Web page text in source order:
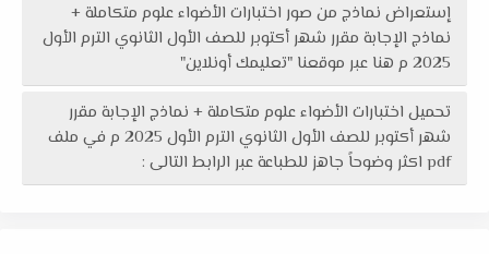
إستعراض نماذج من صور اختبارات الأضواء علوم متكاملة +
نماذج الإجابة مقرر شهر أكتوبر للصف الأول الثانوي الترم الأول
2025 م هنا عبر موقعنا "تعليمك أونلاين"
تحميل اختبارات الأضواء علوم متكاملة + نماذج الإجابة مقرر
شهر أكتوبر للصف الأول الثانوي الترم الأول 2025 م في ملف
pdf اكثر وضوحاً جاهز للطباعة عبر الرابط التالى :